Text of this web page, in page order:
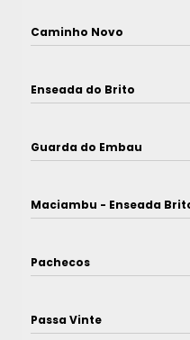
Caminho Novo
Enseada do Brito
Guarda do Embau
Maciambu - Enseada
Pachecos
Passa Vinte